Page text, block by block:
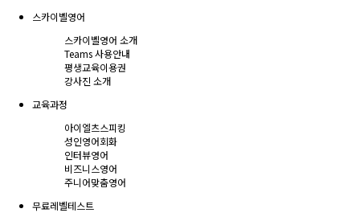
스카이벨영어
스카이벨영어 소개
Teams 사용안내
평생교육이용권
강사진 소개
교육과정
아이엘츠스피킹
성인영어회화
인터뷰영어
비즈니스영어
주니어맞춤영어
무료레벨테스트